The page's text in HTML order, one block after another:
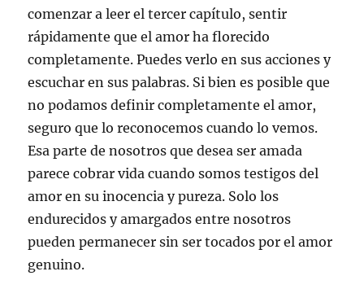
comenzar a leer el tercer capítulo, sentir
rápidamente que el amor ha florecido
completamente. Puedes verlo en sus acciones y
escuchar en sus palabras. Si bien es posible que
no podamos definir completamente el amor,
seguro que lo reconocemos cuando lo vemos.
Esa parte de nosotros que desea ser amada
parece cobrar vida cuando somos testigos del
amor en su inocencia y pureza. Solo los
endurecidos y amargados entre nosotros
pueden permanecer sin ser tocados por el amor
genuino.